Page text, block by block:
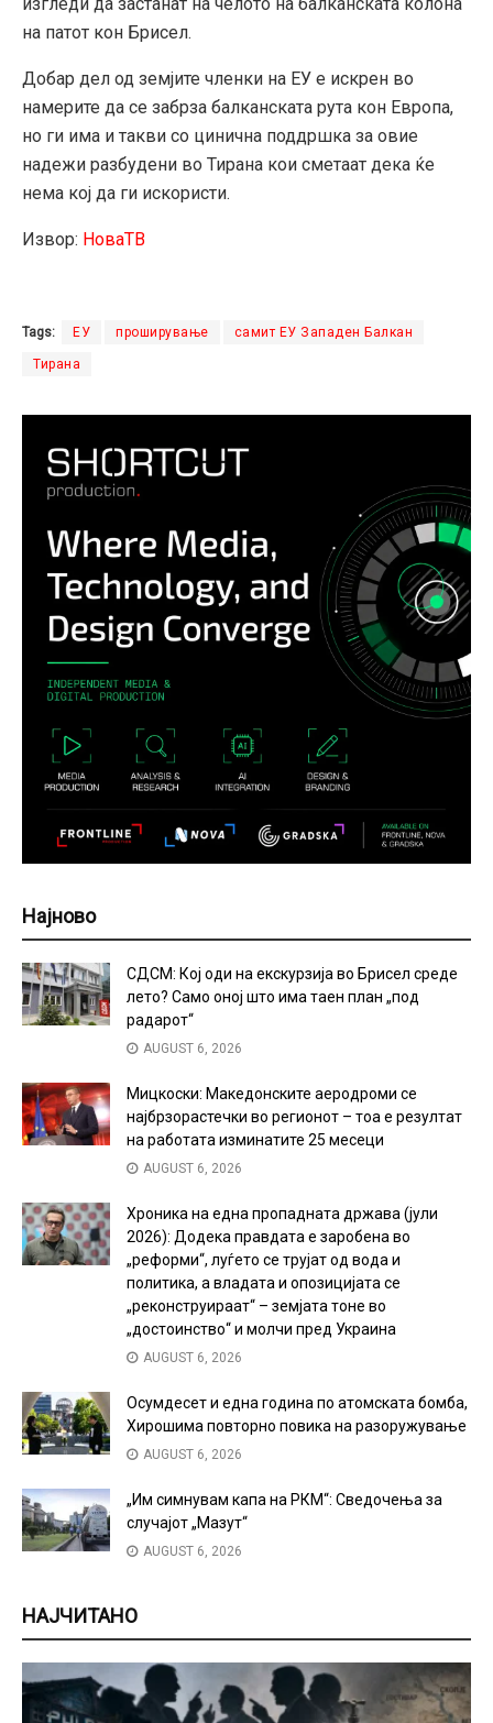
на патот кон Брисел.
Добар дел од земјите членки на ЕУ е искрен во
намерите да се забрза балканската рута кон Европа,
но ги има и такви со цинична поддршка за овие
надежи разбудени во Тирана кои сметаат дека ќе
нема кој да ги искористи.
Извор: НоваТВ
Tags: ЕУ проширување самит ЕУ Западен Балкан
Тирана
Најново
СДСМ: Кој оди на екскурзија во Брисел среде
лето? Само оној што има таен план „под
радарот“
AUGUST 6, 2026
Мицкоски: Македонските аеродроми се
најбрзорастечки во регионот – тоа е резултат
на работата изминатите 25 месеци
AUGUST 6, 2026
Хроника на една пропадната држава (јули
2026): Додека правдата е заробена во
„реформи“, луѓето се трујат од вода и
политика, а владата и опозицијата се
„реконструираат“ – земјата тоне во
„достоинство“ и молчи пред Украина
AUGUST 6, 2026
Осумдесет и една година по атомската бомба,
Хирошима повторно повика на разоружување
AUGUST 6, 2026
„Им симнувам капа на РКМ“: Сведочења за
случајот „Мазут“
AUGUST 6, 2026
НАЈЧИТАНО